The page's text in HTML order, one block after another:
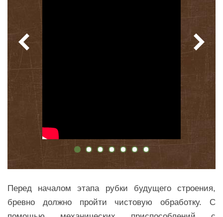
Перед началом этапа рубки будущего строения,
бревно должно пройти чистовую обработку. С